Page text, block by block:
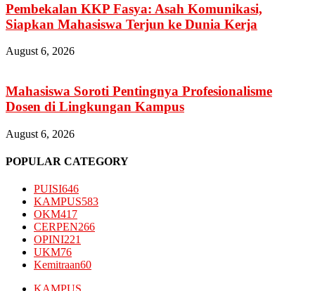
Pembekalan KKP Fasya: Asah Komunikasi,
Siapkan Mahasiswa Terjun ke Dunia Kerja
August 6, 2026
Mahasiswa Soroti Pentingnya Profesionalisme
Dosen di Lingkungan Kampus
August 6, 2026
POPULAR CATEGORY
PUISI646
KAMPUS583
OKM417
CERPEN266
OPINI221
UKM76
Kemitraan60